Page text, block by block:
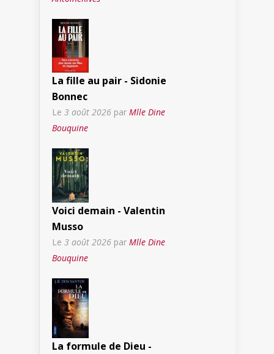
La fille au pair - Sidonie
Bonnec
Le 3 août 2026 par Mlle Dine
Bouquine
Voici demain - Valentin
Musso
Le 3 août 2026 par Mlle Dine
Bouquine
La formule de Dieu -